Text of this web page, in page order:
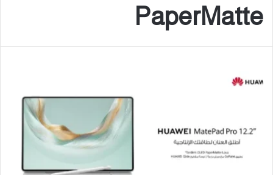
PaperMatte